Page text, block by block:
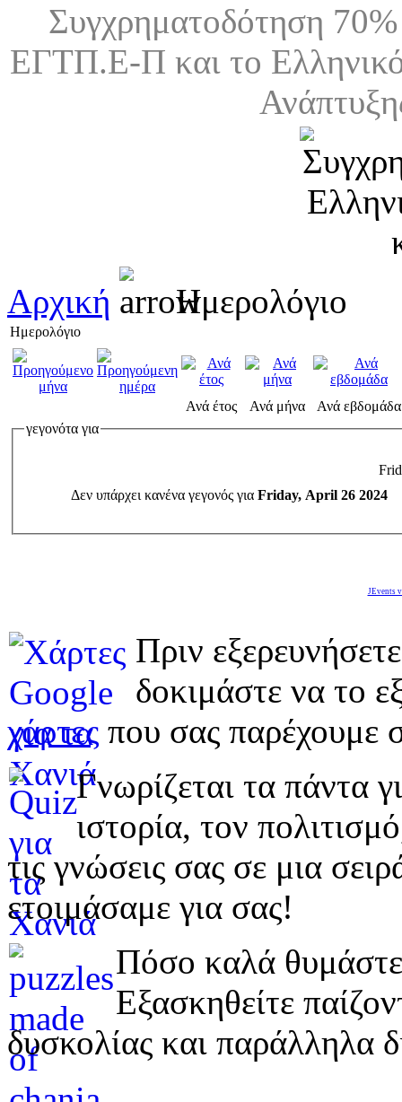
Συγχρηματοδότηση
ΕΓΤΠ.Ε-Π και το
Αρχική Ημερολόγιο
Ημερολόγιο
Ανά έτος Ανά μήνα
Ανά εβδομάδα
γεγονότα για
Δεν υπάρχει κανένα γεγονός για Friday, April 26 2024
JEvents
Πριν
δοκιμάστε να το
χάρτες που σας παρέχουμε
Γνωρίζεται τα πάντα
ιστορία, τον
τις γνώσεις σας σε μια
ετοιμάσαμε για σας!
Πόσο καλά
Εξασκηθείτε
δυσκολίας και παράλληλα